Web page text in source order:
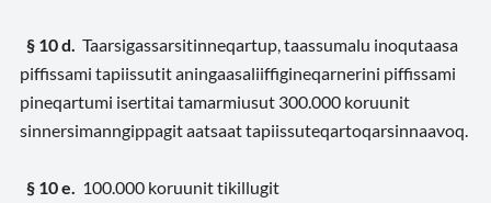
§ 10 d. Taarsigassarsitinneqartup, taassumalu inoqutaasa
piffissami tapiissutit aningaasaliiffigineqarnerini piffissami
pineqartumi isertitai tamarmiusut 300.000 koruunit
sinnersimanngippagit aatsaat tapiissuteqartoqarsinnaavoq.
§ 10 e.
100.000 koruunit tikillugit